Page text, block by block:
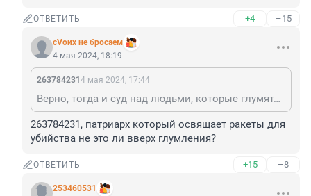
ОТВЕТИТЬ +4 –15
сVоих не бросаем
4 мая 2024, 18:19
263784231 4 мая 2024, 17:44
Верно, тогда и суд над людьми, которые глумятся над православием, может уже и вовсе не понадобится...
263784231, патриарх который освящает ракеты для
убийства не это ли вверх глумления?
ОТВЕТИТЬ +15 –8
253460531